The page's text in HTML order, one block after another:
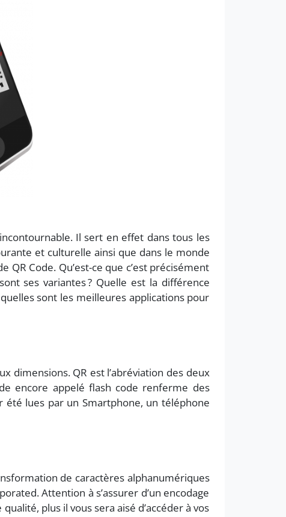
Il sert en effet dans tous les
et culturelle ainsi que dans le monde
Code. Qu’est-ce que c’est précisément
ses variantes ? Quelle est la différence
sont les meilleures applications pour
dimensions. QR est l’abréviation des deux
encore appelé flash code renferme des
lues par un Smartphone, un téléphone
de caractères alphanumériques
Attention à s’assurer d’un encodage
plus il vous sera aisé d’accéder à vos